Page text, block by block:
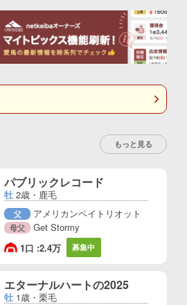
もっと見る
パブリックレコード
牡2歳・鹿毛
父 アメリカンペイトリオット
母父
Get Stormy
1口 :2.4万 募集中
エターナルハートの2025
牡1歳・栗毛